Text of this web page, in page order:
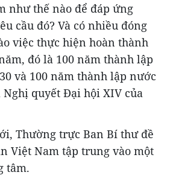
như thế nào để đáp ứng
cầu đó? Và có nhiều đóng
việc thực hiện hoàn thành
đó là 100 năm thành lập
và 100 năm thành lập nước
Nghị quyết Đại hội XIV của
Thường trực Ban Bí thư đề
Việt Nam tập trung vào một
tâm.